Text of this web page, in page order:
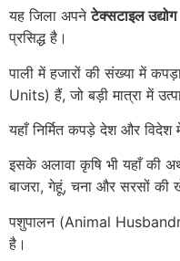
यह जिला अपनेटेक्सटाइल
प्रसिद्ध है।
पाली में हजारों की संख्या में
Units) हैं, जो बड़ी मात्रा में
यहाँ निर्मित कपड़े देश और
इसके अलावा कृषि भी यहाँ की
बाजरा, गेहूं, चना और सरसों की
पशुपालन (Animal
है।